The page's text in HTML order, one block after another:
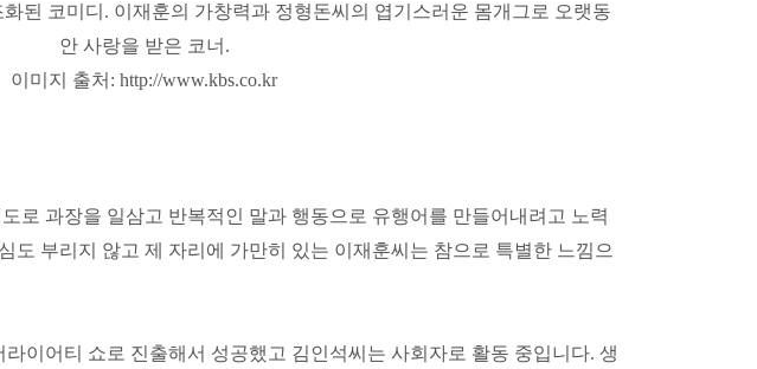
된 코미디 . 이재훈의 가창력과 정형돈씨의 엽기스러운 몸개그로 오랫동
안 사랑을 받은 코너 .
이미지 출처 : http://www.kbs.co.kr
로 과장을 일삼고 반복적인 말과 행동으로 유행어를 만들어내려고 노력
도 부리지 않고 제 자리에 가만히 있는 이재훈씨는 참으로 특별한 느낌으
라이어티 쇼로 진출해서 성공했고 김인석씨는 사회자로 활동 중입니다. 생